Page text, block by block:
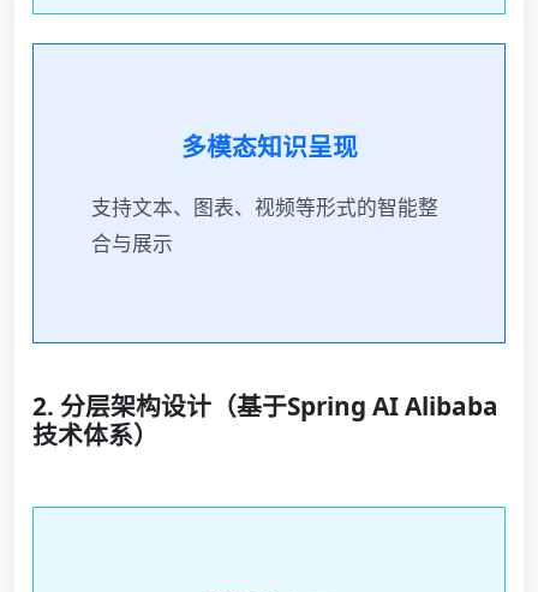
多模态知识呈现
支持文本、图表、视频等形式的智能整
合与展示
2. 分层架构设计（基于Spring AI Alibaba
技术体系）